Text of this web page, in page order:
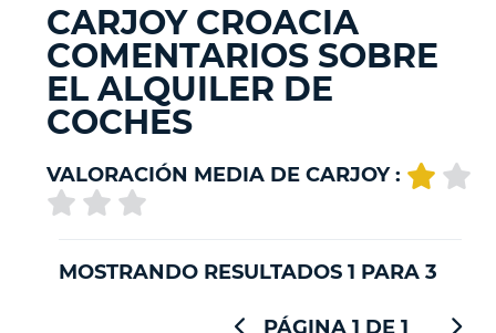
CARJOY CROACIA
COMENTARIOS SOBRE
EL ALQUILER DE
COCHES
VALORACIÓN MEDIA DE CARJOY :
MOSTRANDO RESULTADOS 1 PARA 3
PÁGINA 1 DE 1